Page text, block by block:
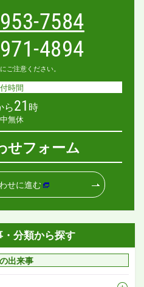
7584
4894
ご注意ください。
時間
ら21 時
無休
せフォーム
せに進む
分類から探す
出来事